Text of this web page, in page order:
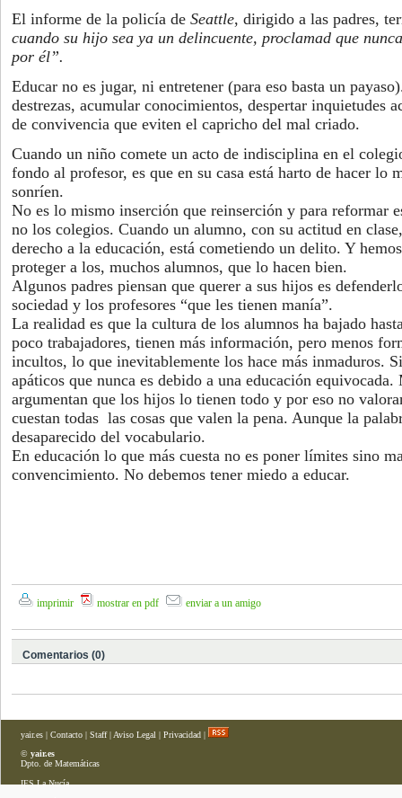
El informe de la policía de Seattle, dirigido a las padres,
cuando su hijo sea ya un delincuente, proclamad que
por él”.
Educar no es jugar, ni entretener (para eso basta un
destrezas, acumular conocimientos, despertar inquietudes
de convivencia que eviten el capricho del mal criado.
Cuando un niño comete un acto de indisciplina en el
fondo al profesor, es que en su casa está harto de hacer lo
sonríen.
No es lo mismo inserción que reinserción y para reformar
no los colegios. Cuando un alumno, con su actitud en
derecho a la educación, está cometiendo un delito. Y
proteger a los, muchos alumnos, que lo hacen bien.
Algunos padres piensan que querer a sus hijos es
sociedad y los profesores “que les tienen manía”.
La realidad es que la cultura de los alumnos ha bajado
poco trabajadores, tienen más información, pero menos
incultos, lo que inevitablemente los hace más inmaduros.
apáticos que nunca es debido a una educación equivocada.
argumentan que los hijos lo tienen todo y por eso no
cuestan todas las cosas que valen la pena. Aunque la
desaparecido del vocabulario.
En educación lo que más cuesta no es poner límites sino
convencimiento. No debemos tener miedo a educar.
imprimir mostrar en pdf enviar a un amigo
Comentarios (0)
yair.es | Contacto | Staff| Aviso Legal | Privacidad |
© yair.es
Dpto. de Matemáticas
IES La Nucía